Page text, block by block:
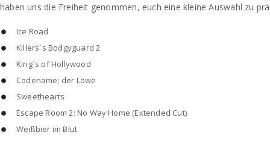
haben uns die Freiheit genommen, euch eine kleine Auswahl zu
Ice Road
Killers´s Bodgyguard 2
King´s of Hollywood
Codename: der Löwe
Sweethearts
Escape Room 2: No Way Home (Extended Cut)
Weißbier im Blut